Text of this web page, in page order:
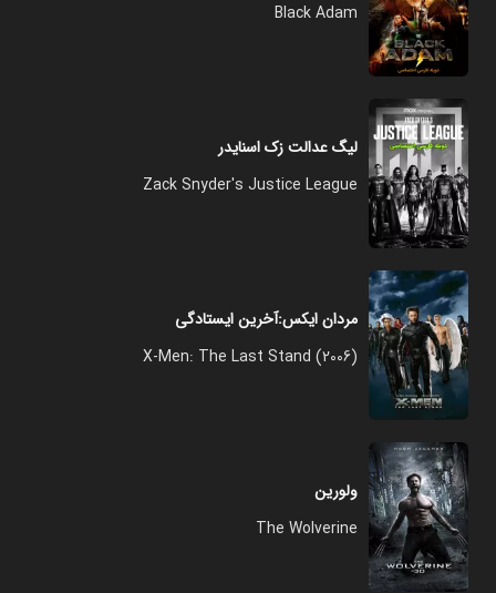
Black Adam
لیگ عدالت زک اسنایدر
Zack Snyder's Justice League
مردان ایکس:آخرین ایستادگی
X-Men: The Last Stand (2006)
ولورین
The Wolverine